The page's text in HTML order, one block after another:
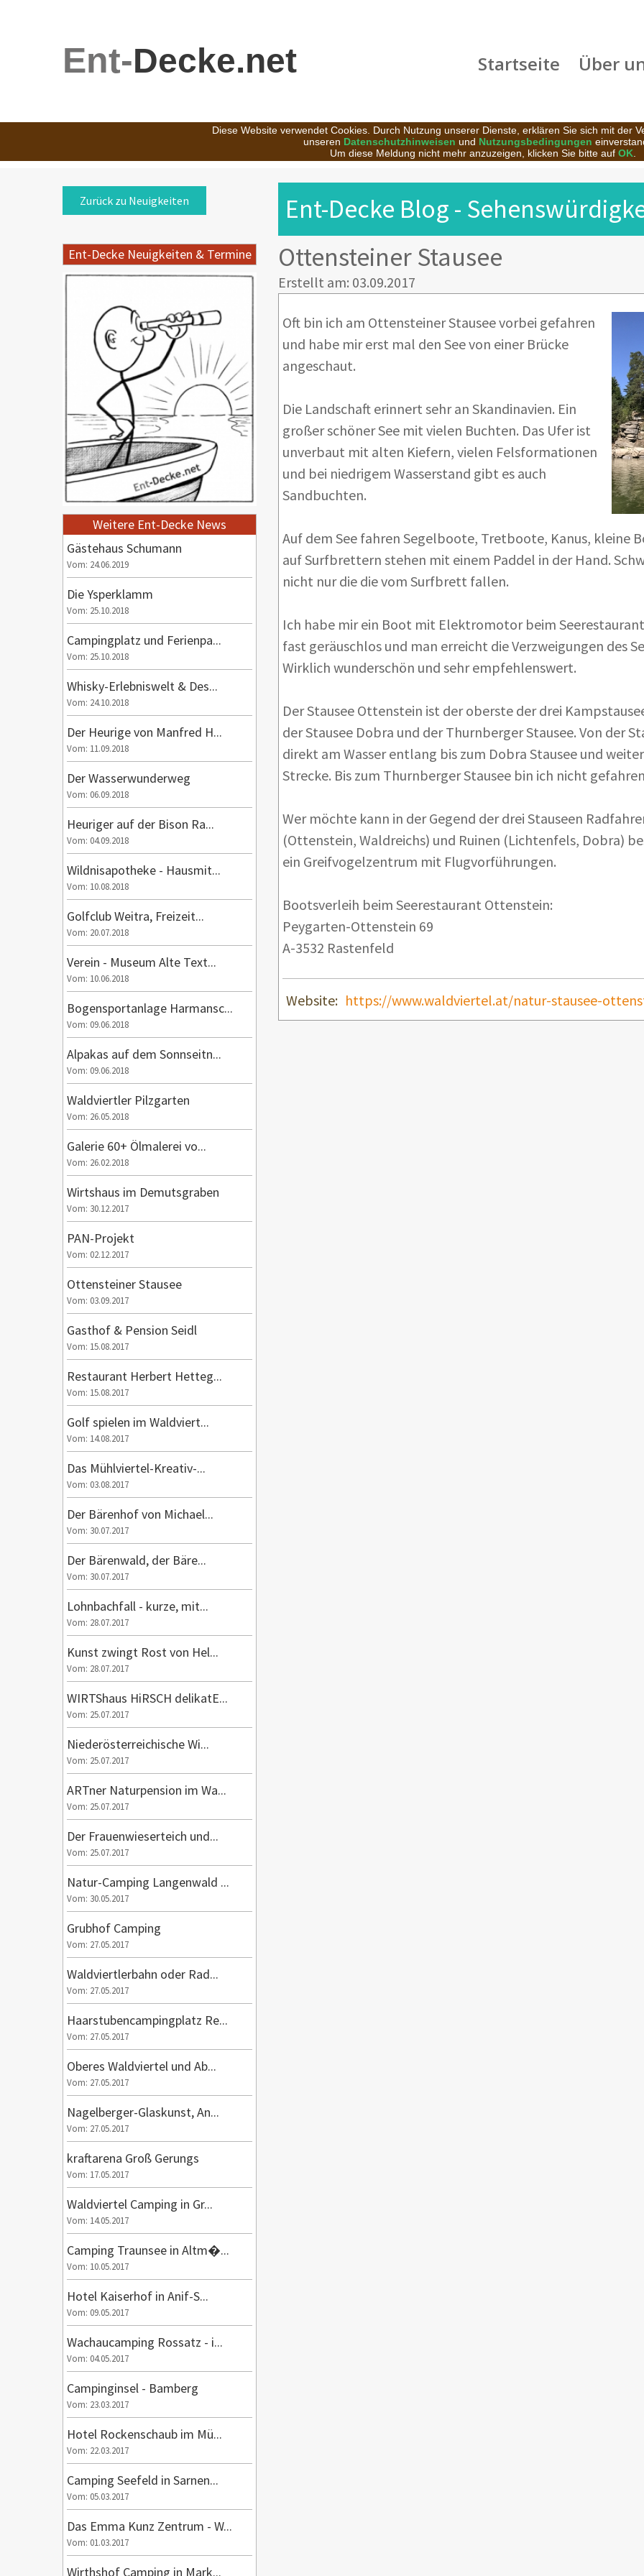
Ent-Decke.net Startseite Über
Diese Website verwendet Cookies. Durch Nutzung unserer Dienste, erklären Sie sich mit der
unseren Datenschutzhinweisen und Nutzungsbedingungen
Um diese Meldung nicht mehr anzuzeigen, klicken Sie bitte auf OK
Zurück zu Neuigkeiten
Ent-Decke Neuigkeiten & Termine
Weitere Ent-Decke News
Gästehaus Schumann
Vom: 24.06.2019
Die Ysperklamm
Vom: 25.10.2018
Campingplatz und Ferienpa...
Vom: 25.10.2018
Whisky-Erlebniswelt & Des...
Vom: 24.10.2018
Der Heurige von Manfred H...
Vom: 11.09.2018
Der Wasserwunderweg
Vom: 06.09.2018
Heuriger auf der Bison Ra...
Vom: 04.09.2018
Wildnisapotheke - Hausmit...
Vom: 10.08.2018
Golfclub Weitra, Freizeit...
Vom: 20.07.2018
Verein - Museum Alte Text...
Vom: 10.06.2018
Bogensportanlage Harmansc...
Vom: 09.06.2018
Alpakas auf dem Sonnseitn...
Vom: 09.06.2018
Waldviertler Pilzgarten
Vom: 26.05.2018
Galerie 60+ Ölmalerei vo...
Vom: 26.02.2018
Wirtshaus im Demutsgraben
Vom: 30.12.2017
PAN-Projekt
Vom: 02.12.2017
Ottensteiner Stausee
Vom: 03.09.2017
Gasthof & Pension Seidl
Vom: 15.08.2017
Restaurant Herbert Hetteg...
Vom: 15.08.2017
Golf spielen im Waldviert...
Vom: 14.08.2017
Das Mühlviertel-Kreativ-...
Vom: 03.08.2017
Der Bärenhof von Michael...
Vom: 30.07.2017
Der Bärenwald, der Bäre...
Vom: 30.07.2017
Lohnbachfall - kurze, mit...
Vom: 28.07.2017
Kunst zwingt Rost von Hel...
Vom: 28.07.2017
WIRTShaus HiRSCH delikatE...
Vom: 25.07.2017
Niederösterreichische Wi...
Vom: 25.07.2017
ARTner Naturpension im Wa...
Vom: 25.07.2017
Der Frauenwieserteich und...
Vom: 25.07.2017
Natur-Camping Langenwald ...
Vom: 30.05.2017
Grubhof Camping
Vom: 27.05.2017
Waldviertlerbahn oder Rad...
Vom: 27.05.2017
Haarstubencampingplatz Re...
Vom: 27.05.2017
Oberes Waldviertel und Ab...
Vom: 27.05.2017
Nagelberger-Glaskunst, An...
Vom: 27.05.2017
kraftarena Groß Gerungs
Vom: 17.05.2017
Waldviertel Camping in Gr...
Vom: 14.05.2017
Camping Traunsee in Altm�...
Vom: 10.05.2017
Hotel Kaiserhof in Anif-S...
Vom: 09.05.2017
Wachaucamping Rossatz - i...
Vom: 04.05.2017
Campinginsel - Bamberg
Vom: 23.03.2017
Hotel Rockenschaub im Mü...
Vom: 22.03.2017
Camping Seefeld in Sarnen...
Vom: 05.03.2017
Das Emma Kunz Zentrum - W...
Vom: 01.03.2017
Wirthshof Camping in Mark...
Ent-Decke Blog -
Ottensteiner Stausee
Erstellt am: 03.09.2017
Oft bin ich am Ottensteiner Stausee vorbei gefahren
und habe mir erst mal den See von einer Brücke
angeschaut.
Die Landschaft erinnert sehr an Skandinavien. Ein
großer schöner See mit vielen Buchten. Das Ufer ist
unverbaut mit alten Kiefern, vielen Felsformationen
und bei niedrigem Wasserstand gibt es auch
Sandbuchten.
Auf dem See fahren Segelboote, Tretboote, Kanus, kleine
auf Surfbrettern stehen mit einem Paddel in der Hand.
nicht nur die die vom Surfbrett fallen.
Ich habe mir ein Boot mit Elektromotor beim
fast geräuschlos und man erreicht die Verzweigungen des
Wirklich wunderschön und sehr empfehlenswert.
Der Stausee Ottenstein ist der oberste der drei
der Stausee Dobra und der Thurnberger Stausee. Von der
direkt am Wasser entlang bis zum Dobra Stausee und
Strecke. Bis zum Thurnberger Stausee bin ich nicht
Wer möchte kann in der Gegend der drei Stauseen
(Ottenstein, Waldreichs) und Ruinen (Lichtenfels, Dobra)
ein Greifvogelzentrum mit Flugvorführungen.
Bootsverleih beim Seerestaurant Ottenstein:
Peygarten-Ottenstein 69
A-3532 Rastenfeld
Website: https://www.waldviertel.at/natur-stausee-